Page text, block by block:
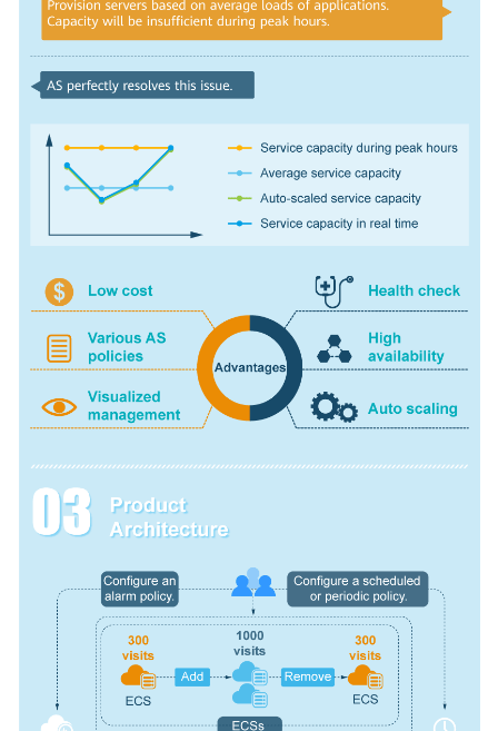
Level
Agreement
White
Endpoints